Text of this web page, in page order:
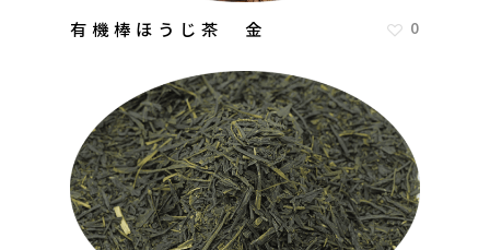
有機棒ほうじ茶 金 0